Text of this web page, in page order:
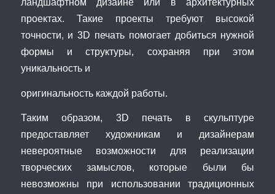
проектах. Такие проекты требуют высокой
точности, и 3D печать помогает добиться нужной
формы и структуры, сохраняя при этом
уникальность и
оригинальность каждой работы.
Таким образом, 3D печать в скульптуре
предоставляет художникам и дизайнерам
невероятные возможности для реализации
творческих замыслов, которые были бы
невозможны при использовании традиционных